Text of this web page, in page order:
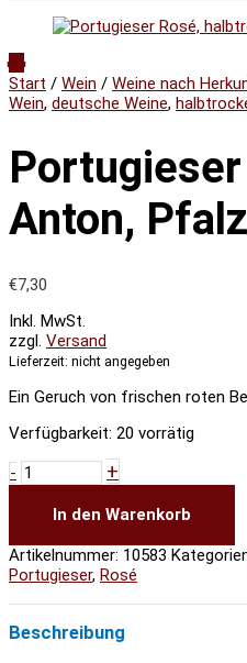
Start / Wein / Weine nach
Wein, deutsche Weine,
Anton, Pfalz
€7,30
Inkl. MwSt.
zzgl. Versand
Lieferzeit: nicht angegeben
Ein Geruch von frischen roten
Verfügbarkeit: 20 vorrätig
-
+
In den Warenkorb
Artikelnummer: 10583
Portugieser, Rosé
Beschreibung